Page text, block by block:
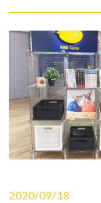
2020/09/18